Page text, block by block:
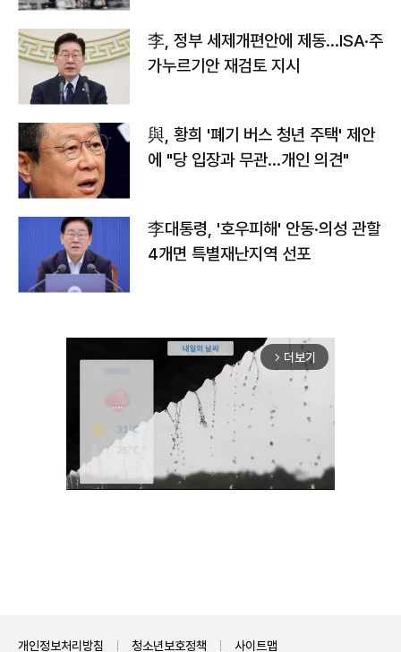
李, 정부 세제개편안에 제동…ISA·주
가누르기안 재검토 지시
與, 황희 '폐기 버스 청년 주택' 제안
에 "당 입장과 무관…개인 의견"
李대통령, '호우피해' 안동·의성 관할
4개면 특별재난지역 선포
arrow_forward_ios 더보기
개인정보처리방침 청소년보호정책 사이트맵